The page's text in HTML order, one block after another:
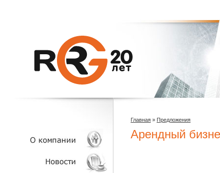
О КОМПАНИИ
Главная » Предложения
Арендный